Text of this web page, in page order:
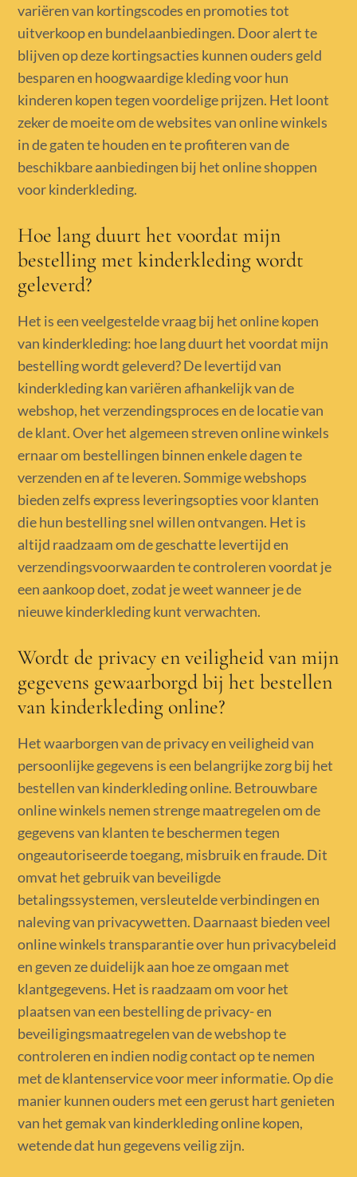
variëren van kortingscodes en promoties tot
uitverkoop en bundelaanbiedingen. Door alert te
blijven op deze kortingsacties kunnen ouders geld
besparen en hoogwaardige kleding voor hun
kinderen kopen tegen voordelige prijzen. Het loont
zeker de moeite om de websites van online winkels
in de gaten te houden en te profiteren van de
beschikbare aanbiedingen bij het online shoppen
voor kinderkleding.
Hoe lang duurt het voordat mijn
bestelling met kinderkleding wordt
geleverd?
Het is een veelgestelde vraag bij het online kopen
van kinderkleding: hoe lang duurt het voordat mijn
bestelling wordt geleverd? De levertijd van
kinderkleding kan variëren afhankelijk van de
webshop, het verzendingsproces en de locatie van
de klant. Over het algemeen streven online winkels
ernaar om bestellingen binnen enkele dagen te
verzenden en af te leveren. Sommige webshops
bieden zelfs express leveringsopties voor klanten
die hun bestelling snel willen ontvangen. Het is
altijd raadzaam om de geschatte levertijd en
verzendingsvoorwaarden te controleren voordat je
een aankoop doet, zodat je weet wanneer je de
nieuwe kinderkleding kunt verwachten.
Wordt de privacy en veiligheid van mijn
gegevens gewaarborgd bij het bestellen
van kinderkleding online?
Het waarborgen van de privacy en veiligheid van
persoonlijke gegevens is een belangrijke zorg bij het
bestellen van kinderkleding online. Betrouwbare
online winkels nemen strenge maatregelen om de
gegevens van klanten te beschermen tegen
ongeautoriseerde toegang, misbruik en fraude. Dit
omvat het gebruik van beveiligde
betalingssystemen, versleutelde verbindingen en
naleving van privacywetten. Daarnaast bieden veel
online winkels transparantie over hun privacybeleid
en geven ze duidelijk aan hoe ze omgaan met
klantgegevens. Het is raadzaam om voor het
plaatsen van een bestelling de privacy- en
beveiligingsmaatregelen van de webshop te
controleren en indien nodig contact op te nemen
met de klantenservice voor meer informatie. Op die
manier kunnen ouders met een gerust hart genieten
van het gemak van kinderkleding online kopen,
wetende dat hun gegevens veilig zijn.